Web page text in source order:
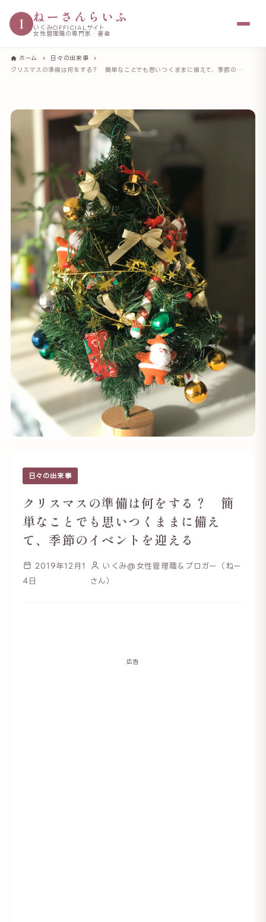
I ねーさんらいふ
いくみOFFICIALサイト
女性管理職の専門家・著者
ホーム
日々の出来事
クリスマスの準備は何をする？ 簡単なことでも思いつくままに備えて、季節のイベントを迎える
日々の出来事
クリスマスの準備は何をする？ 簡
単なことでも思いつくままに備え
て、季節のイベントを迎える
2019年12月1
4日
いくみ@女性管理職＆ブロガー（ねー
さん）
広告